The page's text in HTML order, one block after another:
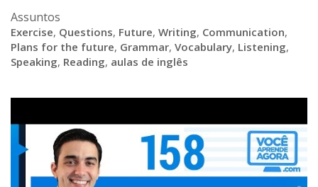
Assuntos
Exercise, Questions, Future, Writing, Communication,
Plans for the future, Grammar, Vocabulary, Listening,
Speaking, Reading, aulas de inglês